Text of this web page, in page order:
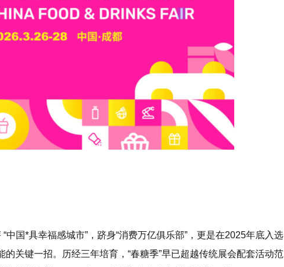
国*具幸福感城市”，跻身“消费万亿俱乐部”，更是在2025年底入选
的关键一招。历经三年培育，“春糖季”早已超越传统展会配套活动范